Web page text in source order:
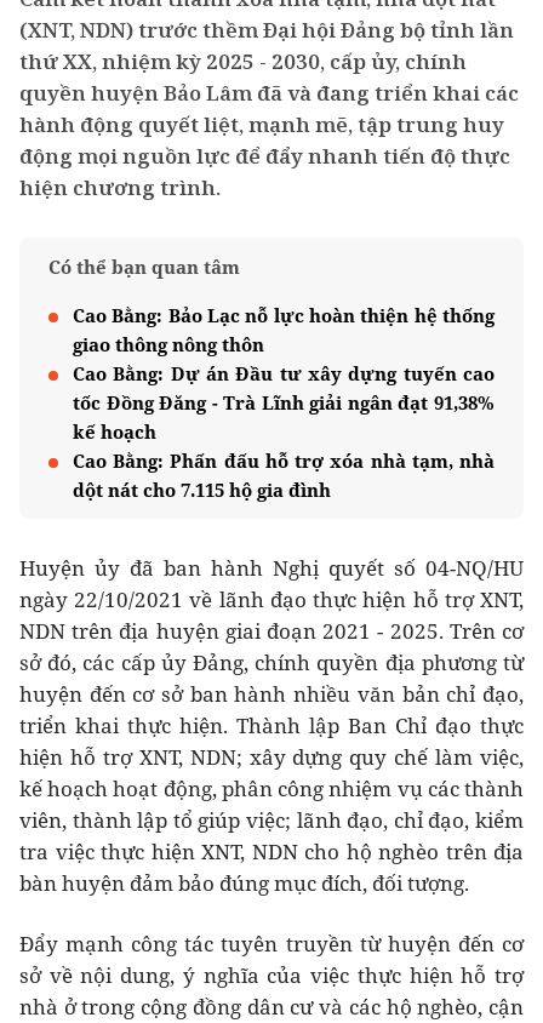
(XNT, NDN) trước thềm Đại hội Đảng bộ tỉnh lần
thứ XX, nhiệm kỳ 2025 - 2030, cấp ủy, chính
quyền huyện Bảo Lâm đã và đang triển khai các
hành động quyết liệt, mạnh mẽ, tập trung huy
động mọi nguồn lực để đẩy nhanh tiến độ thực
hiện chương trình.
Có thể bạn quan tâm
Cao Bằng: Bảo Lạc nỗ lực hoàn thiện hệ thống
giao thông nông thôn
Cao Bằng: Dự án Đầu tư xây dựng tuyến cao
tốc Đồng Đăng - Trà Lĩnh giải ngân đạt 91,38%
kế hoạch
Cao Bằng: Phấn đấu hỗ trợ xóa nhà tạm, nhà
dột nát cho 7.115 hộ gia đình
Huyện ủy đã ban hành Nghị quyết số 04-NQ/HU
ngày 22/10/2021 về lãnh đạo thực hiện hỗ trợ XNT,
NDN trên địa huyện giai đoạn 2021 - 2025. Trên cơ
sở đó, các cấp ủy Đảng, chính quyền địa phương từ
huyện đến cơ sở ban hành nhiều văn bản chỉ đạo,
triển khai thực hiện. Thành lập Ban Chỉ đạo thực
hiện hỗ trợ XNT, NDN; xây dựng quy chế làm việc,
kế hoạch hoạt động, phân công nhiệm vụ các thành
viên, thành lập tổ giúp việc; lãnh đạo, chỉ đạo, kiểm
tra việc thực hiện XNT, NDN cho hộ nghèo trên địa
bàn huyện đảm bảo đúng mục đích, đối tượng.
Đẩy mạnh công tác tuyên truyền từ huyện đến cơ
sở về nội dung, ý nghĩa của việc thực hiện hỗ trợ
nhà ở trong cộng đồng dân cư và các hộ nghèo, cận